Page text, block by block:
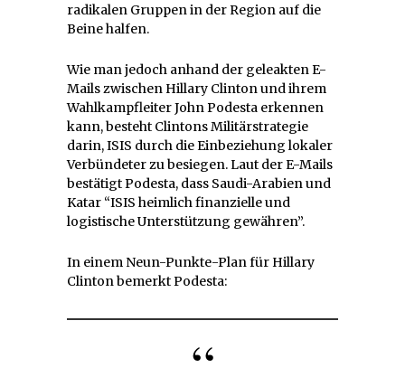
radikalen Gruppen in der Region auf die
Beine halfen.
Wie man jedoch anhand der geleakten E-
Mails zwischen Hillary Clinton und ihrem
Wahlkampfleiter John Podesta erkennen
kann, besteht Clintons Militärstrategie
darin, ISIS durch die Einbeziehung lokaler
Verbündeter zu besiegen. Laut der E-Mails
bestätigt Podesta, dass Saudi-Arabien und
Katar “ISIS heimlich finanzielle und
logistische Unterstützung gewähren”.
In einem Neun-Punkte-Plan für Hillary
Clinton bemerkt Podesta: